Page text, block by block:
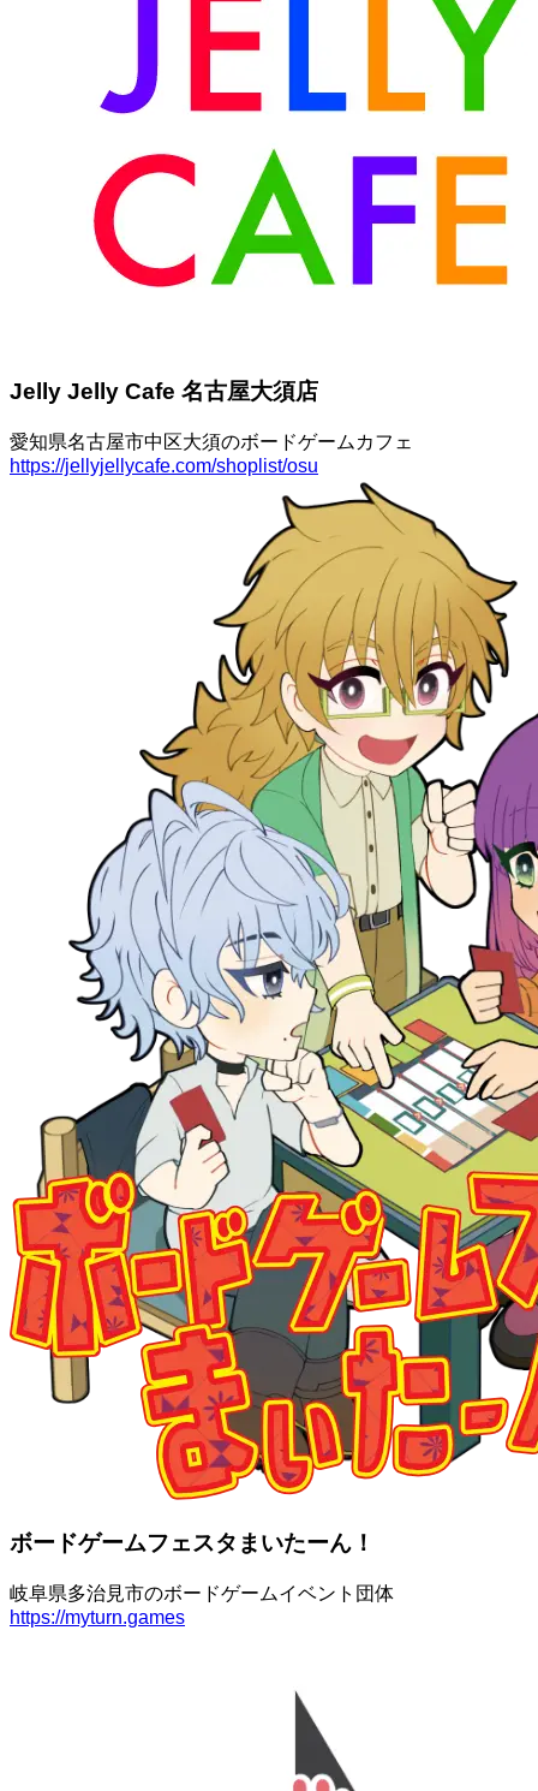
Jelly Jelly Cafe 名古屋大須店
愛知県名古屋市中区大須のボードゲームカフェ
https://jellyjellycafe.com/shoplist/osu
ボードゲームフェスタまいたーん！
岐阜県多治見市のボードゲームイベント団体
https://myturn.games